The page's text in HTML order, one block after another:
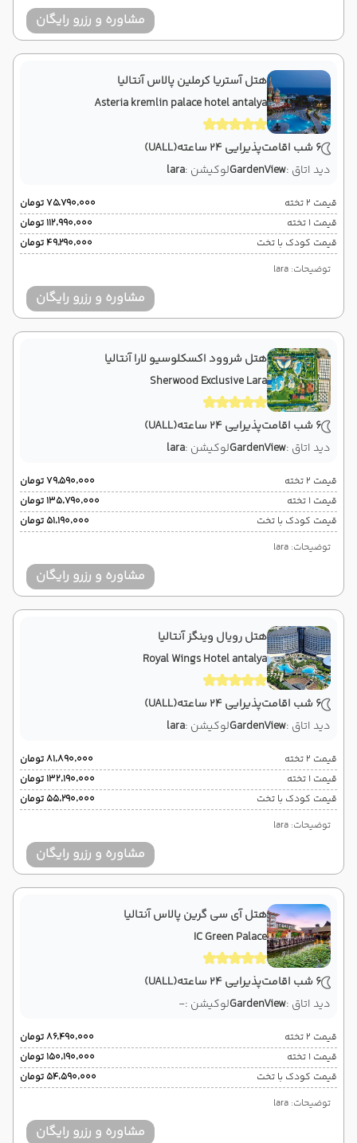
مشاوره و رزرو رایگان
هتل آستریا کرملین پالاس آنتالیا
Asteria kremlin palace hotel antalya
6 شب اقامت پذیرایی 24 ساعته
(UALL)
دید اتاق :GardenViewلوکیشن :lara
قیمت 2 تخته
۷۵٬۷۹۰٬۰۰۰ تومان
قیمت 1 تخته
۱۱۲٬۹۹۰٬۰۰۰ تومان
قیمت کودک با تخت
۴۹٬۲۹۰٬۰۰۰ تومان
توضیحات: lara
مشاوره و رزرو رایگان
هتل شروود اکسکلوسیو لارا آنتالیا
Sherwood Exclusive Lara
6 شب اقامت پذیرایی 24 ساعته
(UALL)
دید اتاق :GardenViewلوکیشن :lara
قیمت 2 تخته
۷۹٬۵۹۰٬۰۰۰ تومان
قیمت 1 تخته
۱۳۵٬۷۹۰٬۰۰۰ تومان
قیمت کودک با تخت
۵۱٬۱۹۰٬۰۰۰ تومان
توضیحات: lara
مشاوره و رزرو رایگان
هتل رویال وینگز آنتالیا
Royal Wings Hotel antalya
6 شب اقامت پذیرایی 24 ساعته
(UALL)
دید اتاق :GardenViewلوکیشن :lara
قیمت 2 تخته
۸۱٬۸۹۰٬۰۰۰ تومان
قیمت 1 تخته
۱۳۲٬۱۹۰٬۰۰۰ تومان
قیمت کودک با تخت
۵۵٬۲۹۰٬۰۰۰ تومان
توضیحات: lara
مشاوره و رزرو رایگان
هتل آی سی گرین پالاس آنتالیا
IC Green Palace
6 شب اقامت پذیرایی 24 ساعته
(UALL)
دید اتاق :GardenViewلوکیشن :-
قیمت 2 تخته
۸۶٬۴۹۰٬۰۰۰ تومان
قیمت 1 تخته
۱۵۰٬۱۹۰٬۰۰۰ تومان
قیمت کودک با تخت
۵۴٬۵۹۰٬۰۰۰ تومان
توضیحات: lara
مشاوره و رزرو رایگان